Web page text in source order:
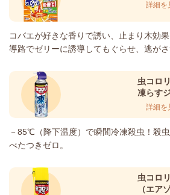
詳細を
コバエが好きな香りで誘い、止まり木効
導路でゼリーに誘導してもぐらせ、逃がさ
虫コロ
凍らす
詳細を
－85℃（降下温度）で瞬間冷凍殺虫！殺
べたつきゼロ。
虫コロ
（エア